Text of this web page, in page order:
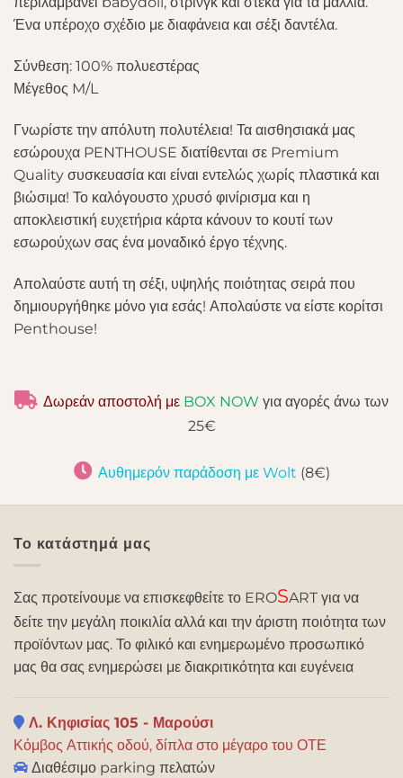
Ένα υπέροχο σχέδιο με διαφάνεια και σέξι δαντέλα.
Σύνθεση: 100% πολυεστέρας
Μέγεθος M/L
Γνωρίστε την απόλυτη πολυτέλεια! Τα αισθησιακά μας
εσώρουχα PENTHOUSE διατίθενται σε Premium
Quality συσκευασία και είναι εντελώς χωρίς πλαστικά και
βιώσιμα! Το καλόγουστο χρυσό φινίρισμα και η
αποκλειστική ευχετήρια κάρτα κάνουν το κουτί των
εσωρούχων σας ένα μοναδικό έργο τέχνης.
Απολαύστε αυτή τη σέξι, υψηλής ποιότητας σειρά που
δημιουργήθηκε μόνο για εσάς! Απολαύστε να είστε κορίτσι
Penthouse!
Δωρεάν αποστολή με BOX NOW για αγορές άνω των
25€
Αυθημερόν παράδοση με Wolt (8€)
Το κατάστημά μας
Σας προτείνουμε να επισκεφθείτε το EROSART για να
δείτε την μεγάλη ποικιλία αλλά και την άριστη ποιότητα των
προϊόντων μας. Το φιλικό και ενημερωμένο προσωπικό
μας θα σας ενημερώσει με διακριτικότητα και ευγένεια
Λ. Κηφισίας 105 - Μαρούσι
Κόμβος Αττικής οδού, δίπλα στο μέγαρο του ΟΤΕ
Διαθέσιμο parking πελατών